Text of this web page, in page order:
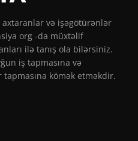
axtaranlar və işəgötürənlər
org -da müxtəlif
ilə tanış ola bilərsiniz.
iş tapmasına və
kömək etməkdir.